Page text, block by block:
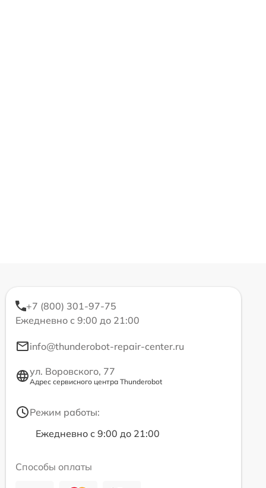
+7 (800) 301-97-75
Ежедневно с 9:00 до 21:00
info@thunderobot-repair-center.ru
ул. Воровского, 77
Адрес сервисного центра Thunderobot
Режим работы:
Ежедневно с 9:00 до 21:00
Способы оплаты